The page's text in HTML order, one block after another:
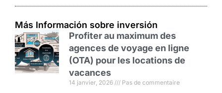
Más Información sobre inversión
Profiter au maximum des
agences de voyage en ligne
(OTA) pour les locations de
vacances
14 janvier, 2026 Pas de commentaire